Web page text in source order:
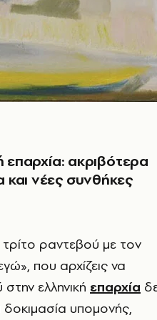
επαρχία: ακριβότερα
και νέες συνθήκες
ραντεβού με τον
που αρχίζεις να
ελληνική επαρχία
δοκιμασία υπομονής,